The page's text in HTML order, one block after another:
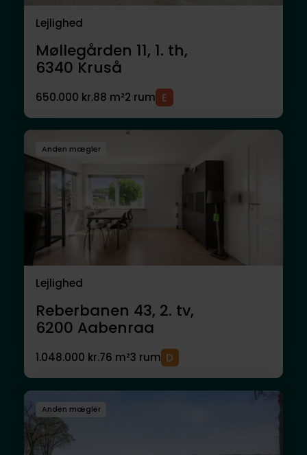
Lejlighed
Møllegården 11, 1. th,
6340 Kruså
650.000 kr.88 m²2 rum
Anden mægler
Lejlighed
Reberbanen 43, 2. tv,
6200 Aabenraa
1.048.000 kr.76 m²3 rum
Anden mægler